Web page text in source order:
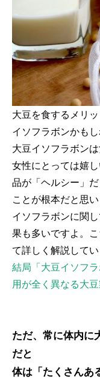
大豆を食するメリ
イソフラボンかもし
大豆イソフラボン
女性にとっては嬉
品が「ヘルシー」
ことが根本だと思い
イソフラボンに関
果も多いですよ。
て詳しく解説してい
結局「大豆イソフ
用が全く異なる大豆
ただ、常に体内に
だと
体は「たくさんあ